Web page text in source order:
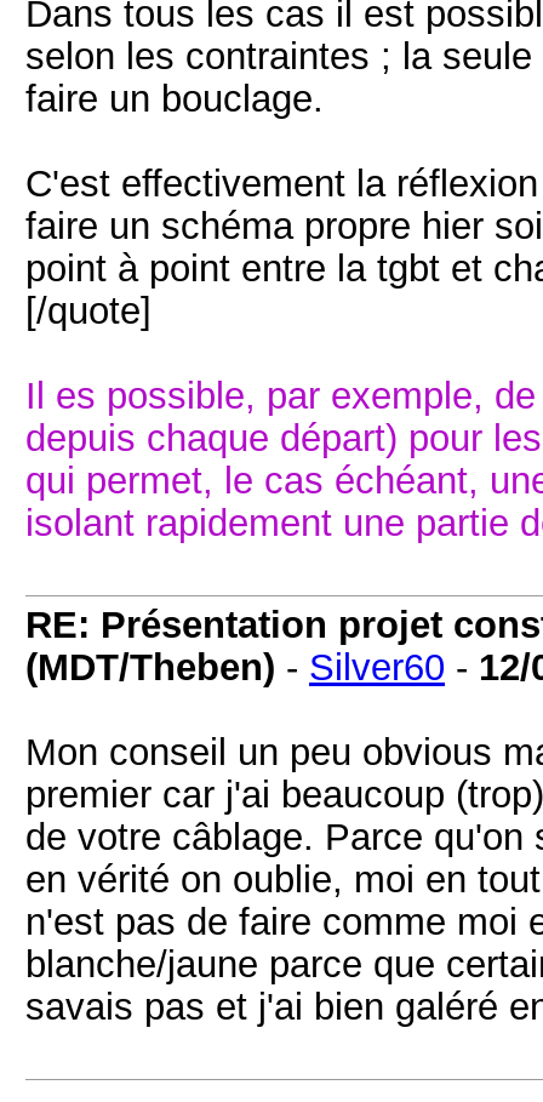
Dans tous les cas il est
selon les contraintes ; la
faire un bouclage.
C'est effectivement la
faire un schéma propre hier
point à point entre la tgbt et
[/quote]
Il es possible, par exemple,
depuis chaque départ) pour
qui permet, le cas échéant,
isolant rapidement une partie
RE: Présentation projet
(MDT/Theben) - Silver60 - 12/
Mon conseil un peu obvious
premier car j'ai beaucoup
de votre câblage. Parce
en vérité on oublie, moi en
n'est pas de faire comme moi
blanche/jaune parce que
savais pas et j'ai bien galéré